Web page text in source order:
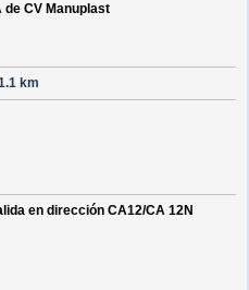
CV Manuplast
km
en dirección CA12/CA 12N